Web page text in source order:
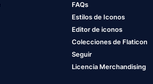
FAQs
Estilos de Iconos
Editor de iconos
Colecciones de Flaticon
Seguir
Licencia Merchandising